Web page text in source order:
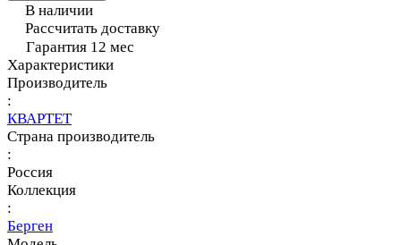
В наличии
Рассчитать доставку
Гарантия 12 мес
Характеристики
Производитель
:
КВАРТЕТ
Страна производитель
:
Россия
Коллекция
:
Берген